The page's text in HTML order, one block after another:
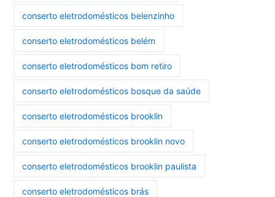
conserto eletrodomésticos belenzinho
conserto eletrodomésticos belém
conserto eletrodomésticos bom retiro
conserto eletrodomésticos bosque da saúde
conserto eletrodomésticos brooklin
conserto eletrodomésticos brooklin novo
conserto eletrodomésticos brooklin paulista
conserto eletrodomésticos brás